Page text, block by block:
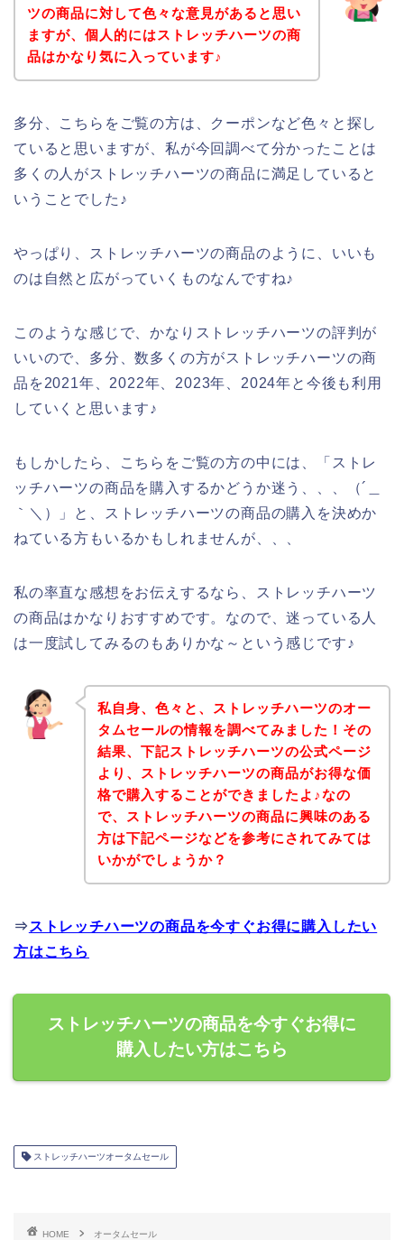
ツの商品に対して色々な意見があると思い
ますが、個人的にはストレッチハーツの商
品はかなり気に入っています♪
多分、こちらをご覧の方は、クーポンなど色々と探し
ていると思いますが、私が今回調べて分かったことは
多くの人がストレッチハーツの商品に満足していると
いうことでした♪
やっぱり、ストレッチハーツの商品のように、いいも
のは自然と広がっていくものなんですね♪
このような感じで、かなりストレッチハーツの評判が
いいので、多分、数多くの方がストレッチハーツの商
品を2021年、2022年、2023年、2024年と今後も利用
していくと思います♪
もしかしたら、こちらをご覧の方の中には、「ストレ
ッチハーツの商品を購入するかどうか迷う、、、（´＿
｀＼）」と、ストレッチハーツの商品の購入を決めか
ねている方もいるかもしれませんが、、、
私の率直な感想をお伝えするなら、ストレッチハーツ
の商品はかなりおすすめです。なので、迷っている人
は一度試してみるのもありかな～という感じです♪
私自身、色々と、ストレッチハーツのオー
タムセールの情報を調べてみました！その
結果、下記ストレッチハーツの公式ページ
より、ストレッチハーツの商品がお得な価
格で購入することができましたよ♪なの
で、ストレッチハーツの商品に興味のある
方は下記ページなどを参考にされてみては
いかがでしょうか？
⇒ ストレッチハーツの商品を今すぐお得に購入したい
方はこちら
ストレッチハーツの商品を今すぐお得に
購入したい方はこちら
ストレッチハーツオータムセール
HOME オータムセール